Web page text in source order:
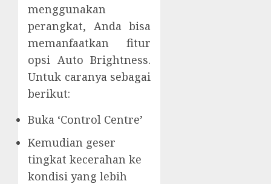
menggunakan
perangkat, Anda bisa
memanfaatkan fitur
opsi Auto Brightness.
Untuk caranya sebagai
berikut:
Buka ‘Control Centre’
Kemudian geser
tingkat kecerahan ke
kondisi yang lebih